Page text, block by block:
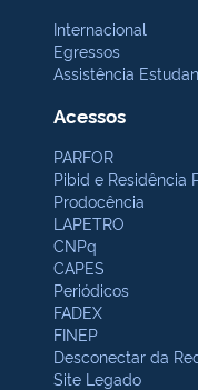
Internacional
Egressos
Assistência
Acessos
PARFOR
Pibid e Residência
Prodocência
LAPETRO
CNPq
CAPES
Periódicos
FADEX
FINEP
Desconectar da
Site Legado